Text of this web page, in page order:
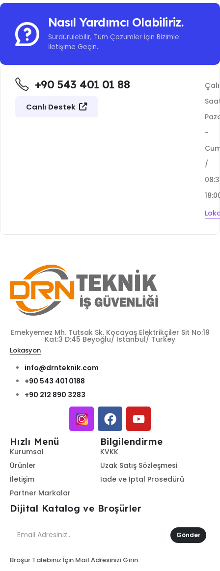
Nasıl Yardımcı Olabiliriz.
Sürdürülebilir, Tüm Çözümler İçin Bizimle
İletişime Geçin..
+90 543 401 01 88
Canlı Destek
-
/
Emekyemez Mh. Tutsak Sk. Kocayaş Elektrikçiler Sit No:19
Kat:3 D:45 Beyoğlu/ İstanbul/ Turkey
Lokasyon
info@drnteknik.com
+90 543 401 0188
+90 212 890 3283
Hızlı Menü
Kurumsal
Ürünler
İletişim
Partner Markalar
Bilgilendirme
KVKK
Uzak Satış Sözleşmesi
İade ve İptal Prosedürü
Dijital Katalog ve Broşürler
Gönder
Broşür Talebiniz İçin Mail Adresinizi Girin.